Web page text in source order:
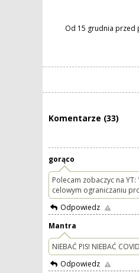
Od 15 grudnia przed
Komentarze (33)
gorąco
Polecam zobaczyc na
celowym ograniczaniu
Odpowiedz
Mantra
NIEBAĆ PIS! NIEBAĆ
Odpowiedz